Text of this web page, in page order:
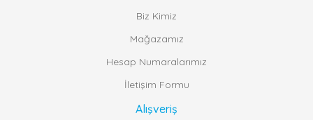
Biz Kimiz
Mağazamız
Hesap Numaralarımız
İletişim Formu
Alışveriş